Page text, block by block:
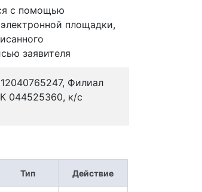
с помощью
площадки,
заявителя
Филиал
044525360, к/с
Тип Действие